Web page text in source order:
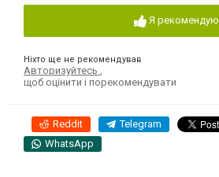
Я рекомендую
Ніхто ще не рекомендував
Авторизуйтесь
щоб оцінити і порекомендувати
Reddit Telegram
WhatsApp